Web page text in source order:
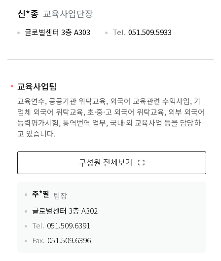
신*종 교육사업단장
글로벌센터 3층 A303 Tel. 051.509.5933
교육사업팀
교육연수, 공공기관 위탁교육, 외국어 교육관련 수익사업, 기
업체 외국어 위탁교육, 초·중·고 외국어 위탁교육, 외부 외국어
능력평가시험, 통역번역 업무, 국내·외 교육사업 등을 담당하
고 있습니다.
구성원 전체보기
주*필 팀장
글로벌센터 3층 A302
Tel. 051.509.6391
Fax. 051.509.6396